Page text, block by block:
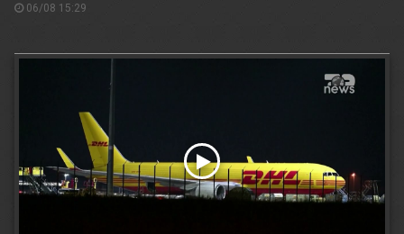
06/08 15:29